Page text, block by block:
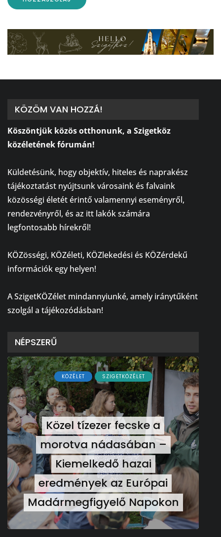
KÖZÖM VAN HOZZÁ!
Köszöntjük közös otthonunk, a Szigetköz
közéletének fórumán!
Küldetésünk, hogy objektív, hiteles és naprakész
tájékoztatást nyújtsunk városaink és falvaink
közösségi életét érintő valamennyi eseményről,
rendezvényről, és az itt lakók számára
legfontosabb hírekről!
KÖZösségi, KÖZéleti, KÖZlekedési és KÖZérdekű
információk egy helyen!
A SzigetKÖZélet mindannyiunké, amely iránytűként
szolgál a tájékozódásban!
NÉPSZERŰ
KÖZÉLET SZIGETKÖZÉLET
Közel tízezer fecske a
morotva nádasában –
Kiemelkedő hazai
eredmények az Európai
Madármegfigyelő Napokon